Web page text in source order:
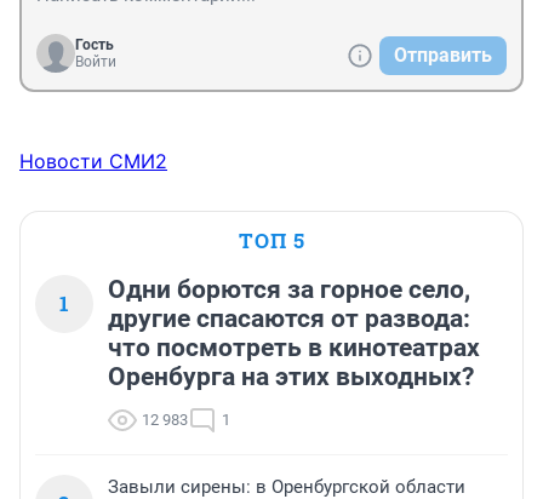
Гость
Войти
Отправить
Новости СМИ2
ТОП 5
1
Одни борются за горное село,
другие спасаются от развода:
что посмотреть в кинотеатрах
Оренбурга на этих выходных?
12 983 1
Завыли сирены: в Оренбургской области